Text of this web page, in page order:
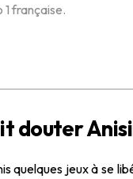
française.
douter
quelques jeux à se